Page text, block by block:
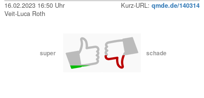
16.02.2023 16:50 Uhr Kurz-URL: qmde.de/140314
Veit-Luca Roth
super schade